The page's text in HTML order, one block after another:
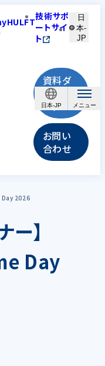
日本-JP
技術サポ
ートサイ
ト
日
本-
JP
資料ダ
ウンロ
ード
お問い
合わせ
Day 2026
ー】
Day